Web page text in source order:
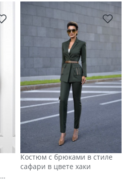
Костюм с брюками в стиле
сафари в цвете хаки